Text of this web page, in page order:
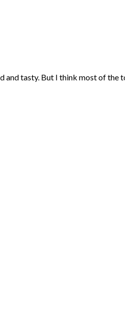
tasty. But I think most of the